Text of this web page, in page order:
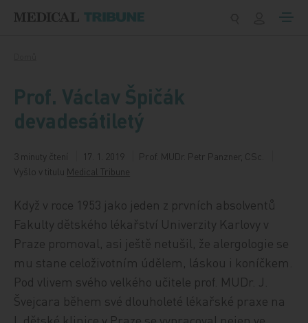
Prof. Václav Špičák
devadesátiletý
3 minuty čtení 17. 1. 2019
Prof. MUDr. Petr Panzner, CSc.
Vyšlo v titulu Medical Tribune
Když v roce 1953 jako jeden z prvních absolventů
Fakulty dětského lékařství Univerzity Karlovy v
Praze promoval, asi ještě netušil, že alergologie se
mu stane celoživotním údělem, láskou i koníčkem.
Pod vlivem svého velkého učitele prof. MUDr. J.
Švejcara během své dlouholeté lékařské praxe na